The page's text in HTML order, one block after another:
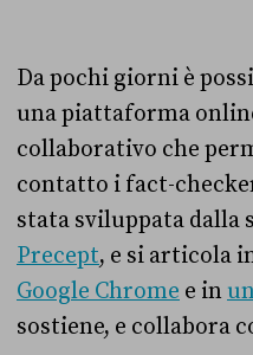
Da pochi giorni è
una piattaforma
collaborativo che
contatto i fact-
stata sviluppata dalla
Precept, e si articola
Google Chrome e in
sostiene, e collabora